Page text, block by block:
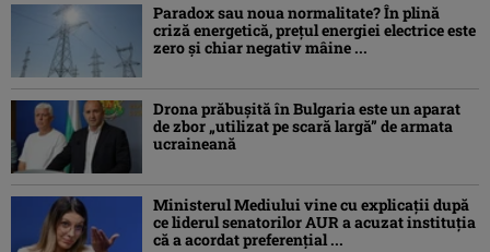
Paradox sau noua normalitate? În plină
criză energetică, prețul energiei electrice este
zero și chiar negativ mâine ...
Drona prăbuşită în Bulgaria este un aparat
de zbor „utilizat pe scară largă” de armata
ucraineană
Ministerul Mediului vine cu explicații după
ce liderul senatorilor AUR a acuzat instituția
că a acordat preferențial ...